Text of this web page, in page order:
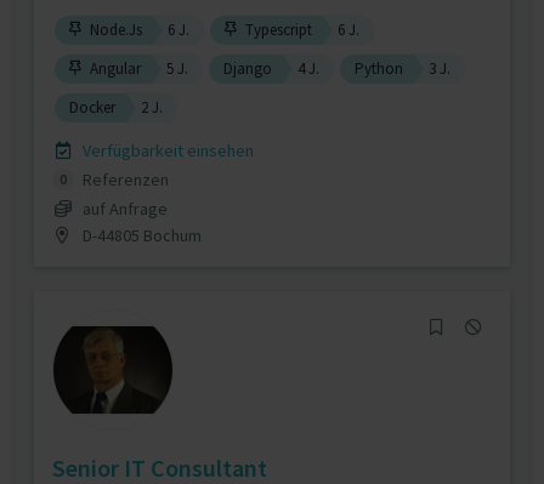
Node.Js 6 J. Typescript
6 J.
Angular
5 J. Django 4 J. Python
3 J.
Docker
2 J.
Verfügbarkeit einsehen
0
Referenzen
auf Anfrage
D-44805 Bochum
Senior IT Consultant